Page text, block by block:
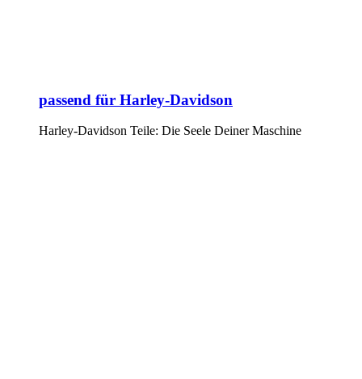
passend für Harley-Davidson
Harley-Davidson Teile: Die Seele Deiner Maschine